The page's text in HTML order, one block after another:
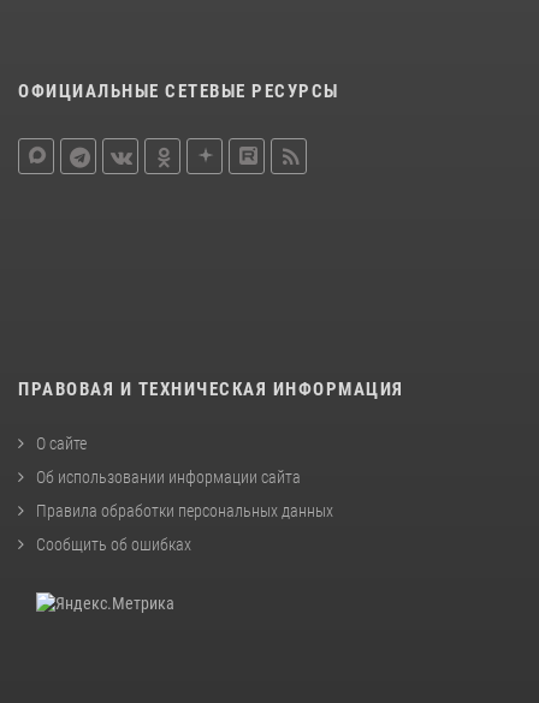
ОФИЦИАЛЬНЫЕ СЕТЕВЫЕ РЕСУРСЫ
ПРАВОВАЯ И ТЕХНИЧЕСКАЯ ИНФОРМАЦИЯ
О сайте
Об использовании информации сайта
Правила обработки персональных данных
Сообщить об ошибках